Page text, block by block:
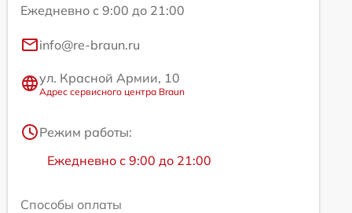
Ежедневно с 9:00 до 21:00
info@re-braun.ru
ул. Красной Армии, 10
Адрес сервисного центра Braun
Режим работы:
Ежедневно с 9:00 до 21:00
Способы оплаты